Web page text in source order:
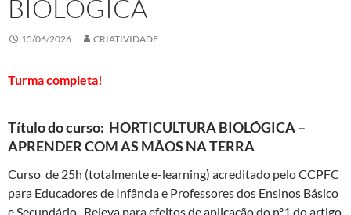
BIOLÓGICA
15/06/2026 CRIATIVIDADE
Turma completa!
Título do curso: HORTICULTURA BIOLÓGICA –
APRENDER COM AS MÃOS NA TERRA
Curso de 25h (totalmente e-learning) acreditado pelo CCPFC
para Educadores de Infância e Professores dos Ensinos Básico
e Secundário . Releva para efeitos de aplicação do nº1 do artigo